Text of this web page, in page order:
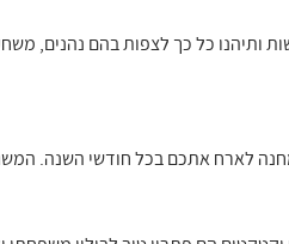
לארח אתכם בכל חודשי השנה.